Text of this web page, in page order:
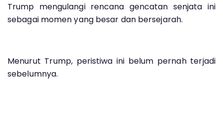
Trump mengulangi rencana gencatan senjata ini
sebagai momen yang besar dan bersejarah.
Menurut Trump, peristiwa ini belum pernah terjadi
sebelumnya.